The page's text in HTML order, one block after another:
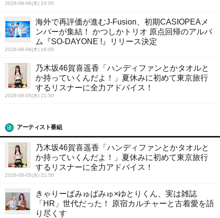
2026-08-06(木) 19:00
海外で再評価が進むJ-Fusion、初期CASIOPEAメ
ンバーが集結！ かつしかトリオ 原点回帰のアルバ
ム『SO-DAYONE !』リリース決定
2026-08-06(木) 18:00
乃木坂46賀喜遥香「ハンディファンとかタオルと
か持っていくんだよ！」夏休みに初めて東京旅行
するリスナーに全力アドバイス！
2026-08-05(水) 21:50
アーティスト番組
乃木坂46賀喜遥香「ハンディファンとかタオルと
か持っていくんだよ！」夏休みに初めて東京旅行
するリスナーに全力アドバイス！
2026-08-05(水) 21:50
きゃりーぱみゅぱみゅ×ゆとりくん、実は雑誌
「HR」世代だった！ 原宿カルチャーと古着愛を語
り尽くす